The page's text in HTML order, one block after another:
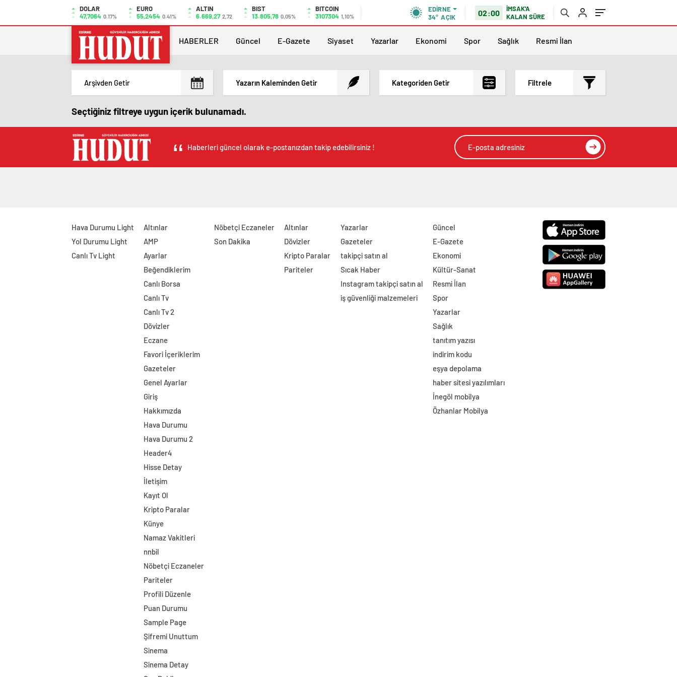
DOLAR
47,7064 0.17%
EURO
55,2454 0.41%
ALTIN
6.669,27 2,72
BIST
13.805,78 0,05%
BITCOIN
3107304 1,10%
EDIRNE
34° AÇIK 02:00
İMSAK'A
KALAN SÜRE
HABERLER Güncel E-Gazete Siyaset Yazarlar Ekonomi Spor Sağlık Resmi İlan
Yazarın Kaleminden Getir Kategoriden Getir Filtrele
Yorum Sayısına Göre
En eskiler
Seçtiğiniz filtreye uygun içerik bulunamadı.
Haberleri güncel olarak e-postanızdan takip edebilirsiniz !
Hava Durumu Light
Yol Durumu Light
Canlı Tv Light
Altınlar
AMP
Ayarlar
Beğendiklerim
Canlı Borsa
Canlı Tv
Canlı Tv 2
Dövizler
Eczane
Favori İçeriklerim
Gazeteler
Genel Ayarlar
Giriş
Hakkımızda
Hava Durumu
Hava Durumu 2
Header4
Hisse Detay
İletişim
Kayıt Ol
Kripto Paralar
Künye
Namaz Vakitleri
nnbil
Nöbetçi Eczaneler
Pariteler
Profili Düzenle
Puan Durumu
Sample Page
Şifremi Unuttum
Sinema
Sinema Detay
Nöbetçi Eczaneler
Son Dakika
Altınlar
Dövizler
Kripto Paralar
Pariteler
Yazarlar
Gazeteler
takipçi satın al
Sıcak Haber
Instagram takipçi satın al
iş güvenliği malzemeleri
Güncel
E-Gazete
Ekonomi
Kültür-Sanat
Resmi İlan
Spor
Yazarlar
Sağlık
tanıtım yazısı
indirim kodu
eşya depolama
haber sitesi yazılımları
İnegöl mobilya
Özhanlar Mobilya